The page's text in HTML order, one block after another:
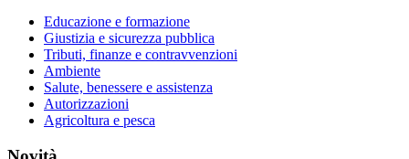
Educazione e formazione
Giustizia e sicurezza pubblica
Tributi, finanze e contravvenzioni
Ambiente
Salute, benessere e assistenza
Autorizzazioni
Agricoltura e pesca